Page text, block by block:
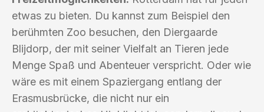
etwas zu bieten. Du kannst zum Beispiel den
berühmten Zoo besuchen, den Diergaarde
Blijdorp, der mit seiner Vielfalt an Tieren jede
Menge Spaß und Abenteuer verspricht. Oder wie
wäre es mit einem Spaziergang entlang der
Erasmusbrücke, die nicht nur ein